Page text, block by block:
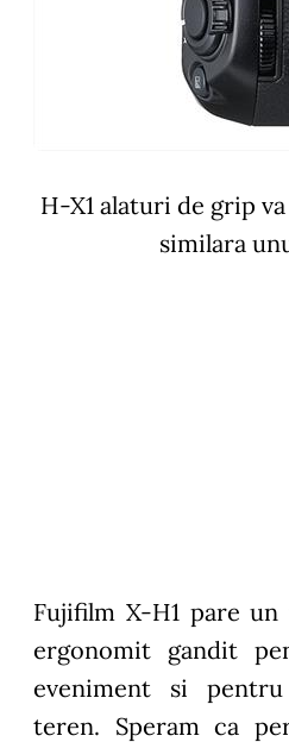
H-X1 alaturi de grip
similara
Fujifilm X-H1 pare
ergonomit gandit
eveniment si
teren. Speram ca